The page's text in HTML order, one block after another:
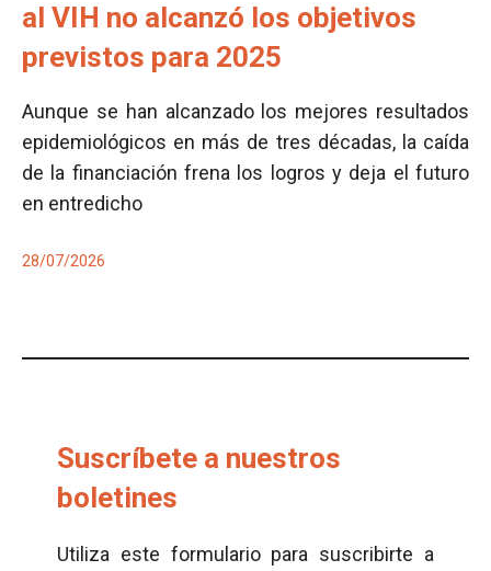
al VIH no alcanzó los objetivos
previstos para 2025
Aunque se han alcanzado los mejores resultados
epidemiológicos en más de tres décadas, la caída
de la financiación frena los logros y deja el futuro
en entredicho
28/07/2026
Suscríbete a nuestros
boletines
Utiliza este formulario para suscribirte a